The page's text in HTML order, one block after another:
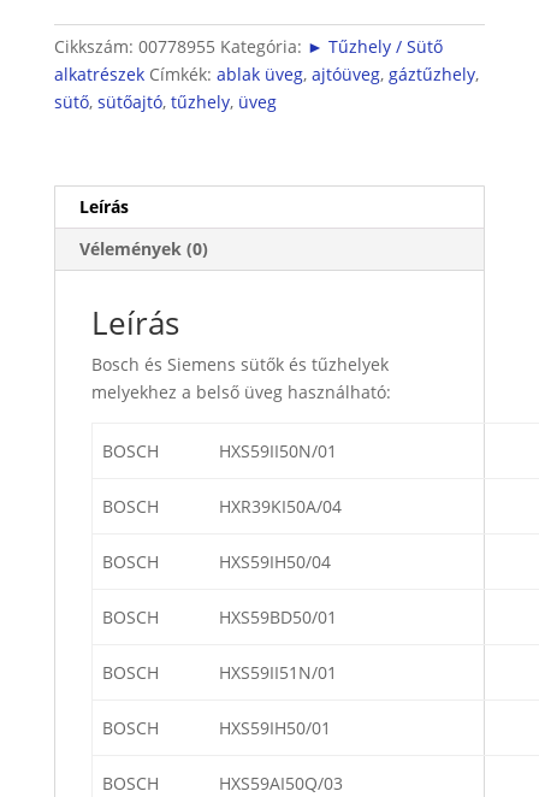
cm
mennyiség
Cikkszám: 00778955 Kategória: ► Tűzhely / Sütő
alkatrészek Címkék: ablak üveg, ajtóüveg, gáztűzhely,
sütő, sütőajtó, tűzhely, üveg
Leírás
Vélemények (0)
Leírás
Bosch és Siemens sütők és tűzhelyek
melyekhez a belső üveg használható:
BOSCH HXS59II50N/01
BOSCH HXR39KI50A/04
BOSCH HXS59IH50/04
BOSCH HXS59BD50/01
BOSCH HXS59II51N/01
BOSCH HXS59IH50/01
BOSCH HXS59AI50Q/03